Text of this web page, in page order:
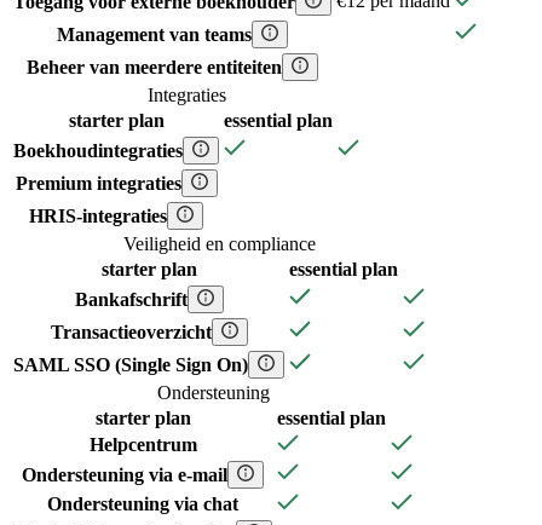
Management van teams
Beheer van meerdere entiteiten
Integraties
starterplan essential plan
Boekhoudintegraties
Premium integraties
HRIS-integraties
Veiligheid en compliance
starterplan essential plan
Bankafschrift
Transactieoverzicht
SAML SSO (Single Sign On)
Ondersteuning
starterplan essential plan
Helpcentrum
Ondersteuning via e-mail
Ondersteuning via chat